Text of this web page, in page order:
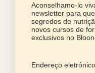
Aconselhamo-lo
newsletter para
segredos de
novos cursos de
exclusivos no
Endereço eletrónico